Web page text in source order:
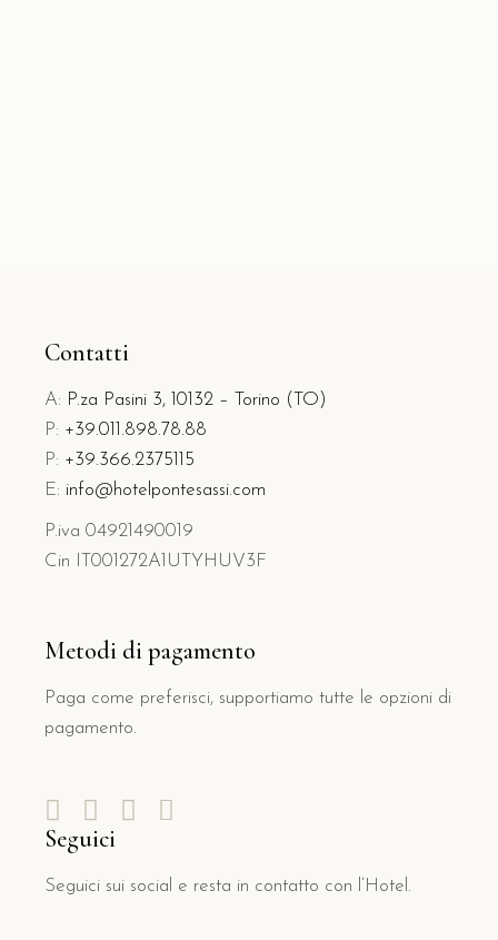
Contatti
A: P.za Pasini 3, 10132 – Torino (TO)
P: +39.011.898.78.88
P: +39.366.2375115
E: info@hotelpontesassi.com
P.iva 04921490019
Cin IT001272A1UTYHUV3F
Metodi di pagamento
Paga come preferisci, supportiamo tutte le opzioni di
pagamento.
Seguici
Seguici sui social e resta in contatto con l’Hotel.